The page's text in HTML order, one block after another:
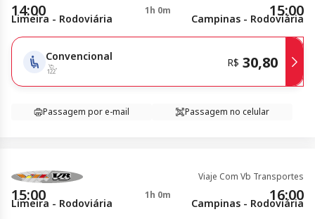
14:00 1h 0m 15:00
Limeira - Rodoviária Campinas - Rodoviária
Convencional R$ 30,80
Passagem por e-mail Passagem no celular
Viaje Com Vb Transportes
15:00 1h 0m 16:00
Limeira - Rodoviária Campinas - Rodoviária